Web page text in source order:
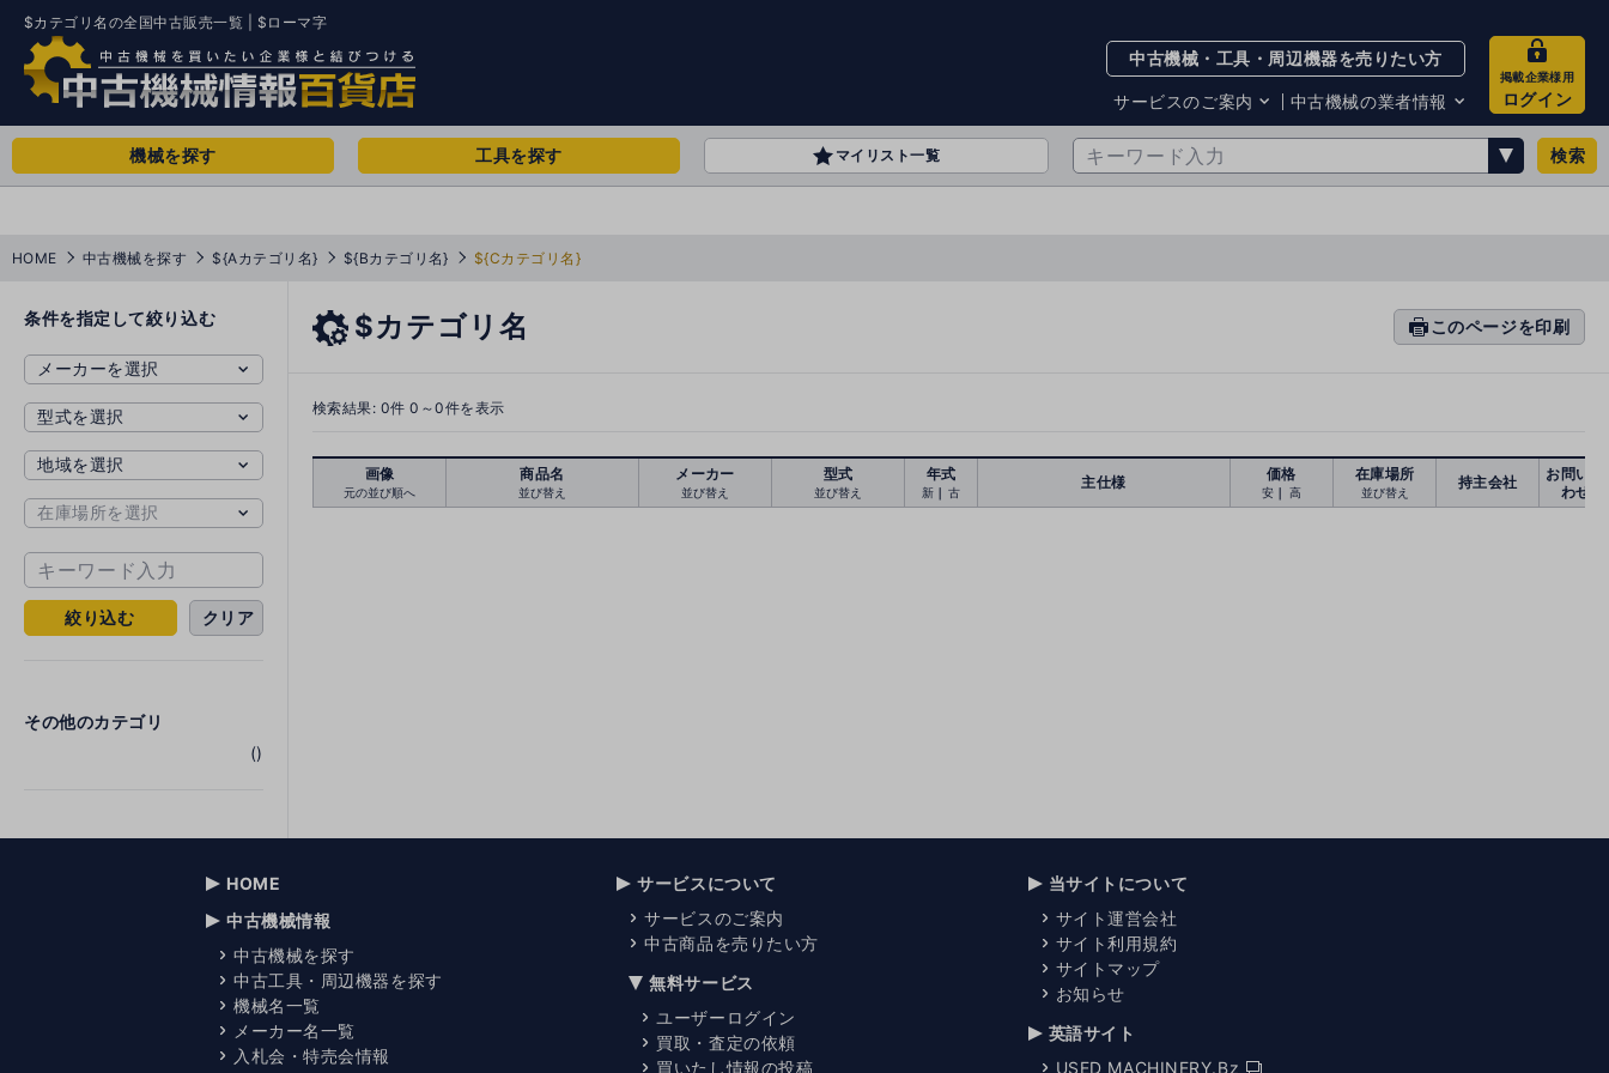
$カテゴリ名の全国中古販売一覧 | $ローマ字
中古機械・工具・周辺機器を売りたい方
サービスのご案内
サービスのご案内
お知らせ
中古機械の業者情報
買取・査定業者リスト
掲載企業様用
ログイン
機械を探す 工具を探す マイリスト一覧 検索
HOME 中古機械を探す ${Aカテゴリ名} ${Bカテゴリ名} ${Cカテゴリ名}
条件を指定して絞り込む
絞り込む クリア
その他のカテゴリ
()
$カテゴリ名
prin このページを印刷
検索結果: 0件 0～0件を表示
画像
元の並び順へ
商品名
並び替え
メーカー
並び替え
型式
並び替え
年式
新｜古
主仕様 価格
安 ｜ 高
在庫場所
並び替え
持主会社
お問い合
わせ
HOME
中古機械情報
中古機械を探す
中古工具・周辺機器を探す
機械名一覧
メーカー名一覧
入札会・特売会情報
サービスについて
サービスのご案内
中古商品を売りたい方
無料サービス
ユーザーログイン
買取・査定の依頼
買いたし情報の投稿
当サイトについて
サイト運営会社
サイト利用規約
サイトマップ
お知らせ
英語サイト
USED MACHINERY.Bz